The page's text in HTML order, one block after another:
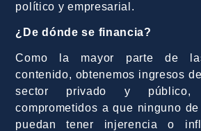
político y empresarial.
¿De dónde se financia?
Como la mayor parte de
contenido, obtenemos ingresos
sector privado y público,
comprometidos a que ninguno
puedan tener injerencia o